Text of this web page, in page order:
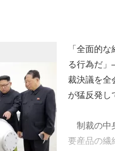
「全面的
る行為だ
裁決議を全
が猛反発し
制裁の中
要産品の繊